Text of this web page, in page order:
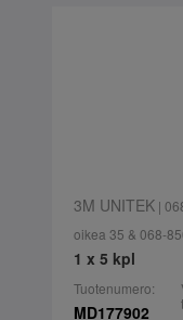
3M UNITEK|
oikea 35 & 068-
1 x 5 kpl
Tuotenumero:
MD177902